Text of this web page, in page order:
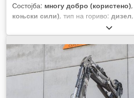
Состојба: многу добро (користено)
коњски сили), тип на гориво: дизел
1.060 h,